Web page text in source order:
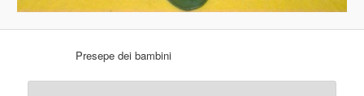
Presepe dei bambini